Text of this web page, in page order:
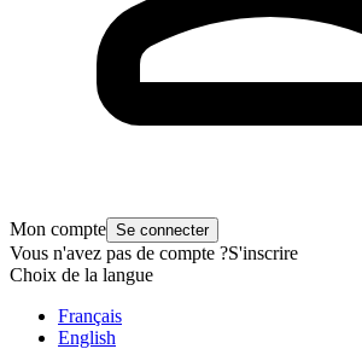
Mon compte Se connecter
Vous n'avez pas de compte ?S'inscrire
Choix de la langue
Français
English